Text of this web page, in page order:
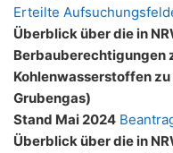
Erteilte
Überblick über die in
Berbauberechtigungen
Kohlenwasserstoffen
Grubengas)
Stand Mai 2024
Überblick über die in